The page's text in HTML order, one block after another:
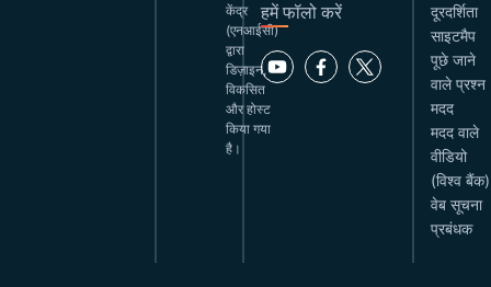
केंद्र
(एनआईसी)
द्वारा
डिज़ाइन,
विकसित
और होस्ट
किया गया
है।
हमें फॉलो करें
दूरदर्शिता
साइटमैप
पूछे जाने
वाले प्रश्न
मदद
मदद वाले
वीडियो
(विश्व बैंक)
वेब सूचना
प्रबंधक